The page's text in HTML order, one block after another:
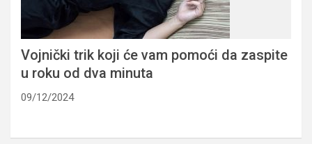
Vojnički trik koji će vam pomoći da zaspite
u roku od dva minuta
09/12/2024